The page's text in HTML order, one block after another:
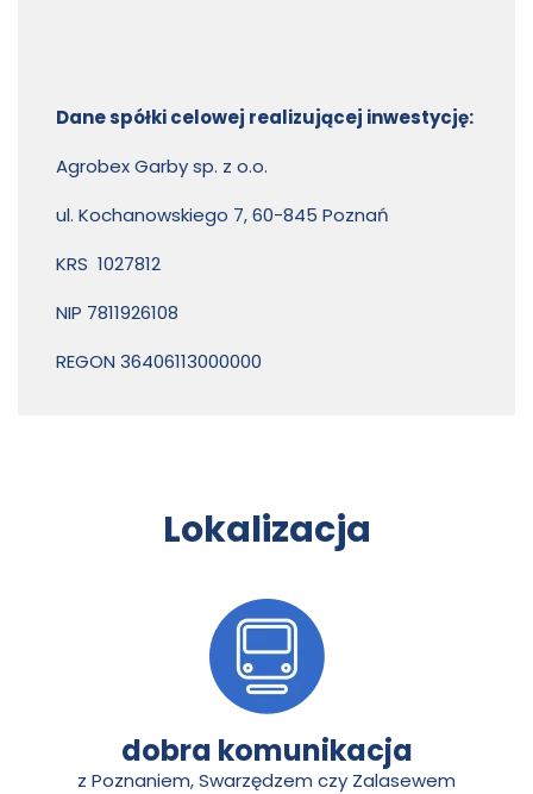
Dane spółki celowej realizującej inwestycję:
Agrobex Garby sp. z o.o.
ul. Kochanowskiego 7, 60-845 Poznań
KRS 1027812
NIP 7811926108
REGON 36406113000000
Lokalizacja
dobra komunikacja
z Poznaniem, Swarzędzem czy Zalasewem